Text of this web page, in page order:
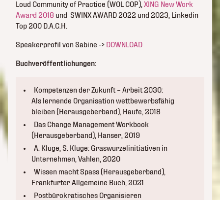
Loud Community of Practice (WOL COP), XING New Work
Award 2018 und SWINX AWARD 2022 und 2023, Linkedin
Top 200 D.A.C.H.
Speakerprofil von Sabine -> DOWNLOAD
Buchveröffentlichungen:
Kompetenzen der Zukunft – Arbeit 2030:
Als lernende Organisation wettbewerbsfähig
bleiben (Herausgeberband), Haufe, 2018
Das Change Management Workbook
(Herausgeberband), Hanser, 2019
A. Kluge, S. Kluge: Graswurzelinitiativen in
Unternehmen, Vahlen, 2020
Wissen macht Spass (Herausgeberband),
Frankfurter Allgemeine Buch, 2021
Postbürokratisches Organisieren